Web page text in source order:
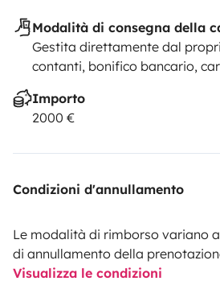
Modalità di consegna della
Gestita direttamente dal
contanti, bonifico bancario,
Importo
2000 €
Condizioni d'annullamento
Le modalità di rimborso variano
di annullamento della
Visualizza le condizioni